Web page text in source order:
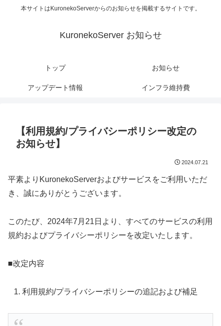
本サイトはKuronekoServerからのお知らせを掲載するサイトです。
KuronekoServer お知らせ
トップ お知らせ
アップデート情報 インフラ維持費
【利用規約/プライバシーポリシー改定の
お知らせ】
2024.07.21
平素よりKuronekoServerおよびサービスをご利用いただ
き、誠にありがとうございます。
このたび、2024年7月21日より、すべてのサービスの利用
規約およびプライバシーポリシーを改定いたします。
■改定内容
利用規約/プライバシーポリシーの追記および補足